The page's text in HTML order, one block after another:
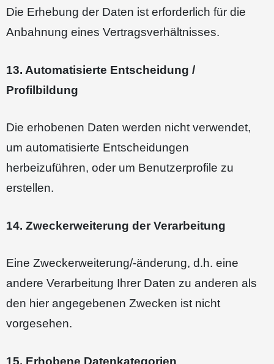
Die Erhebung der Daten ist erforderlich für die
Anbahnung eines Vertragsverhältnisses.
13. Automatisierte Entscheidung /
Profilbildung
Die erhobenen Daten werden nicht verwendet,
um automatisierte Entscheidungen
herbeizuführen, oder um Benutzerprofile zu
erstellen.
14. Zweckerweiterung der Verarbeitung
Eine Zweckerweiterung/-änderung, d.h. eine
andere Verarbeitung Ihrer Daten zu anderen als
den hier angegebenen Zwecken ist nicht
vorgesehen.
15. Erhobene Datenkategorien